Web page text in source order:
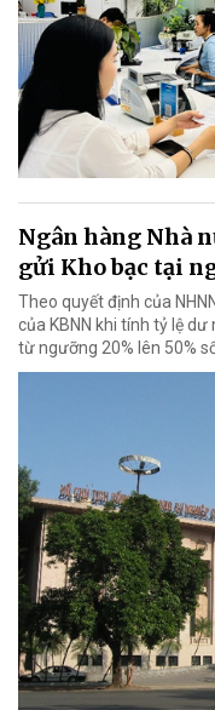
Ngân hàng Nhà
gửi Kho bạc tại
Theo quyết định của
của KBNN khi tính tỷ lệ
từ ngưỡng 20% lên 50%